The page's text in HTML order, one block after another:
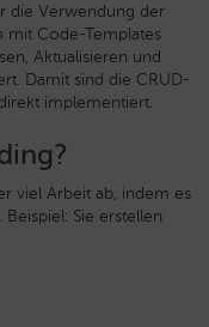
die Verwendung der
mit Code-Templates
Aktualisieren und
Damit sind die CRUD-
implementiert.
viel Arbeit ab, indem es
Sie erstellen